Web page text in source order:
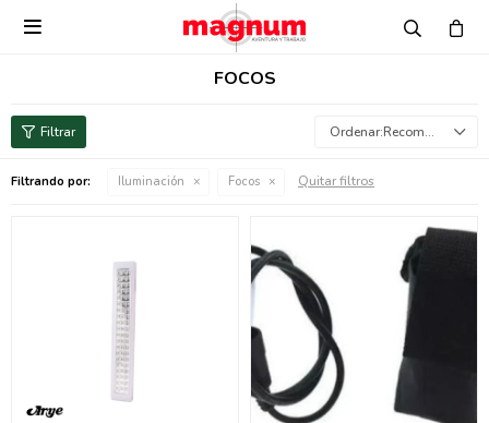

FOCOS
Recomendados
Filtrando por: Iluminación Focos Quitar filtros